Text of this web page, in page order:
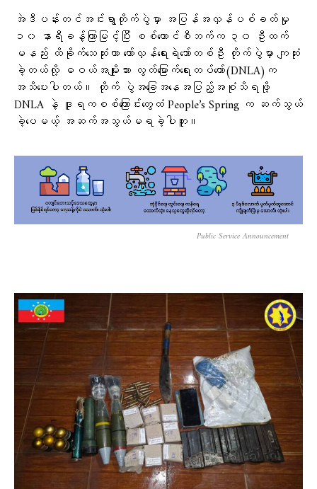
အဲဒီပန်းတင်အင်းရွာတိုက်ပွဲမှာ အပြန်အလှန်ပစ်ခတ်မှု
၁၀ နာရီခန့်ကြာမြင့်ပြီး စစ်ကောင်စီဘက်က ၃၀ ဦးထက်
မနည်း ထိခိုက်သေဆုံးကာ တော်လှန်ရေးရဲဘော်တစ်ဦး တိုက်ပွဲမှာ ကျဆုံး
ခဲ့တယ်လို့ ဓဝယ်အမျိုးသား လွတ်မြောက်ရေးတပ်တော်(DNLA)က
အသိပေးပါတယ်။ တိုက် ပွဲအခြေအနေအပြည့်အစုံသိရဖို့
DNLA နဲ့ ဒူရကစစ်ကြောင်းတွေထံ People’s Spring က ဆက်သွယ်
ခဲ့ပေမယ့် အဆက်အသွယ်မရခဲ့ပါဘူး။
Public Service Announcement